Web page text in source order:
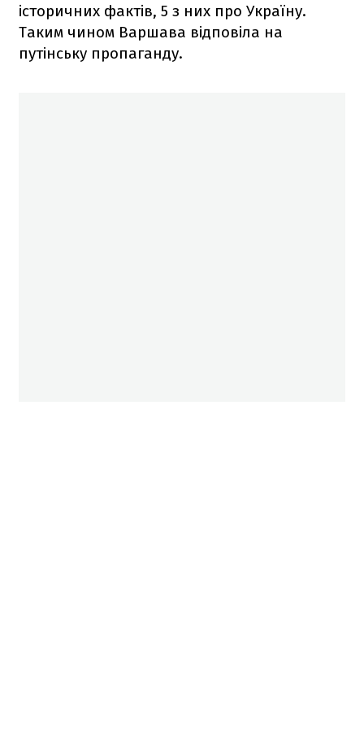
історичних фактів, 5 з них про Україну.
Таким чином Варшава відповіла на
путінську пропаганду.